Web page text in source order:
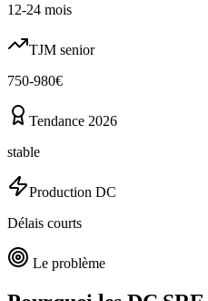
12-24 mois
TJM senior
750-980€
Tendance 2026
stable
Production DC
Délais courts
Le problème